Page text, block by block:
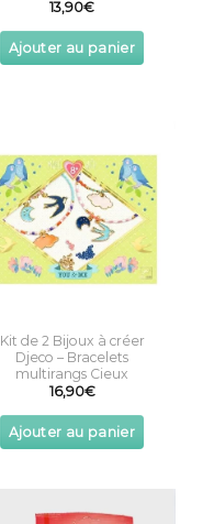
13,90€
Ajouter au panier
Kit de 2 Bijoux à créer
Djeco – Bracelets
multirangs Cieux
16,90€
Ajouter au panier